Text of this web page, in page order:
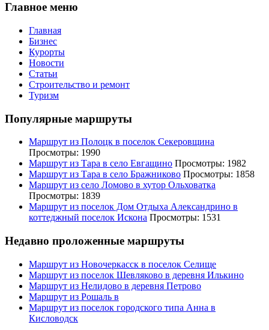
Главное меню
Главная
Бизнес
Курорты
Новости
Статьи
Строительство и ремонт
Туризм
Популярные маршруты
Маршрут из Полоцк в поселок Секеровщина
Просмотры: 1990
Маршрут из Тара в село Евгащино Просмотры: 1982
Маршрут из Тара в село Бражниково Просмотры: 1858
Маршрут из село Ломово в хутор Ольховатка
Просмотры: 1839
Маршрут из поселок Дом Отдыха Александрино в
коттеджный поселок Искона Просмотры: 1531
Недавно проложенные маршруты
Маршрут из Новочеркасск в поселок Селище
Маршрут из поселок Шевляково в деревня Илькино
Маршрут из Нелидово в деревня Петрово
Маршрут из Рошаль в
Маршрут из поселок городского типа Анна в
Кисловодск